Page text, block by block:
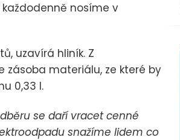
nosíme v
uzavírá hliník. Z
zásoba materiálu, ze které by
0,33 l.
se daří vracet cenné
snažíme lidem co